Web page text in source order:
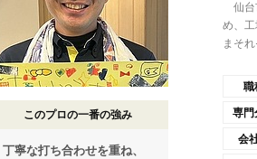
このプロの一番の強み
丁寧な打ち合わせを重ね、
仙台
め、
まそ
職
専門
会